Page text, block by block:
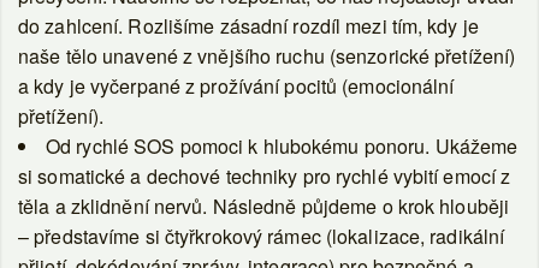
do zahlcení. Rozlišíme zásadní rozdíl mezi tím, kdy je
naše tělo unavené z vnějšího ruchu (senzorické přetížení)
a kdy je vyčerpané z prožívání pocitů (emocionální
přetížení).
Od rychlé SOS pomoci k hlubokému ponoru. Ukážeme
si somatické a dechové techniky pro rychlé vybití emocí z
těla a zklidnění nervů. Následně půjdeme o krok hlouběji
– představíme si čtyřkrokový rámec (lokalizace, radikální